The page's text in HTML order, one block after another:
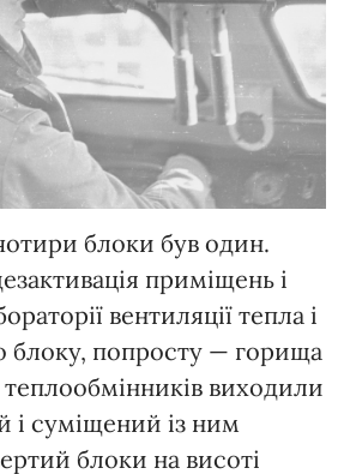
блоки був один.
приміщень і
вентиляції тепла і
блоку, попросту — горища
теплообмінників виходили
і суміщений із ним
блоки на висоті